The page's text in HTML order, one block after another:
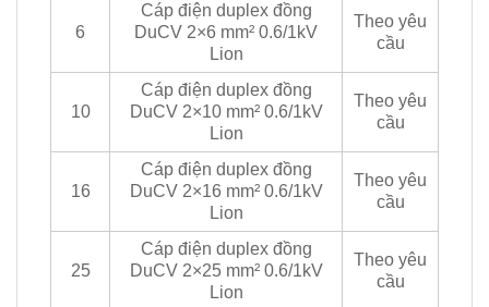
6
Cáp điện duplex đồng
DuCV 2×6 mm² 0.6/1kV
Lion
Theo yêu
cầu
10
Cáp điện duplex đồng
DuCV 2×10 mm² 0.6/1kV
Lion
Theo yêu
cầu
16
Cáp điện duplex đồng
DuCV 2×16 mm² 0.6/1kV
Lion
Theo yêu
cầu
25
Cáp điện duplex đồng
DuCV 2×25 mm² 0.6/1kV
Lion
Theo yêu
cầu